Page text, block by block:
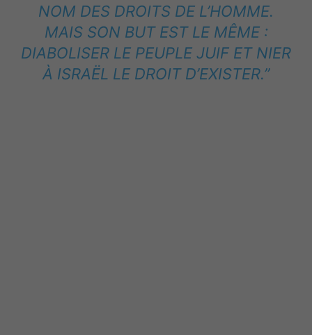
NOM DES DROITS DE L’HOMME.
MAIS SON BUT EST LE MÊME :
DIABOLISER LE PEUPLE JUIF ET NIER
À ISRAËL LE DROIT D’EXISTER.”